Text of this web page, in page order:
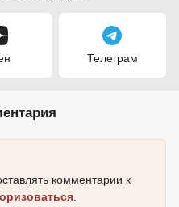
Телеграм
комментарии к